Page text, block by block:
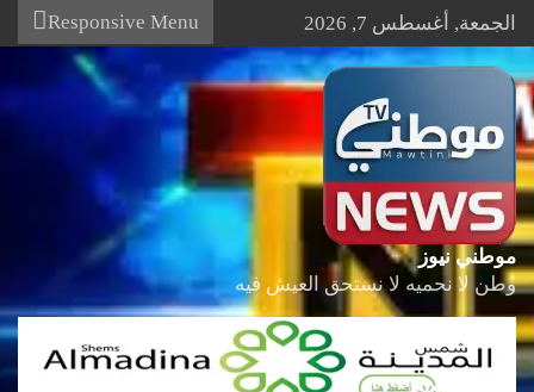
Skip
content
الجمعة, أغسطس 7, 2026 Responsive Menu
موطني نيوز
وطن لا نحميه لا نستحق العيش فيه